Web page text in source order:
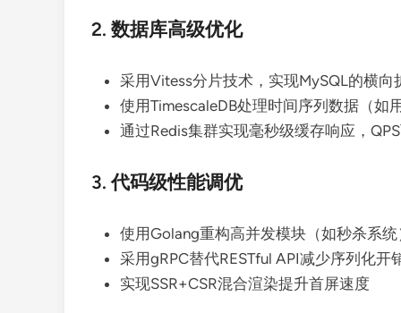
2. 数据库高级优化
采用Vitess分片技术，实现MySQL的横向
使用TimescaleDB处理时间序列数据（如
通过Redis集群实现毫秒级缓存响应，
3. 代码级性能调优
使用Golang重构高并发模块（如秒杀系统
采用gRPC替代RESTful API减少序列化开
实现SSR+CSR混合渲染提升首屏速度